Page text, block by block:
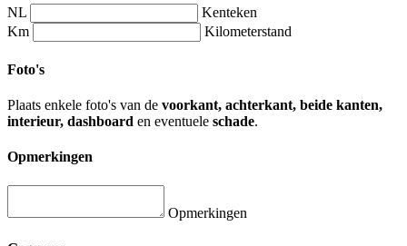
NL
Kenteken
Km
Kilometerstand
Foto's
Plaats enkele foto's van de voorkant, achterkant, beide kanten,
interieur, dashboard en eventuele schade.
Opmerkingen
Opmerkingen